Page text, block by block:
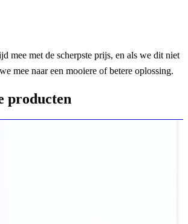
mee met de scherpste prijs, en als we dit niet
mee naar een mooiere of betere oplossing.
producten